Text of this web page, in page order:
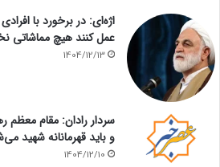
اژه‌ای: در برخورد با
عمل کنند هیچ مماشاتی
1404/12/13
سردار رادان: مقام معظم
و باید قهرمانانه شهید
1404/12/10